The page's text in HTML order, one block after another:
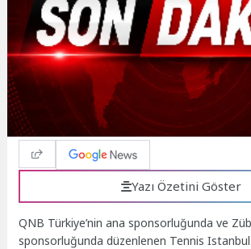
Yazı Özetini Göster
QNB Türkiye’nin ana sponsorluğunda ve
sponsorluğunda düzenlenen Tennis